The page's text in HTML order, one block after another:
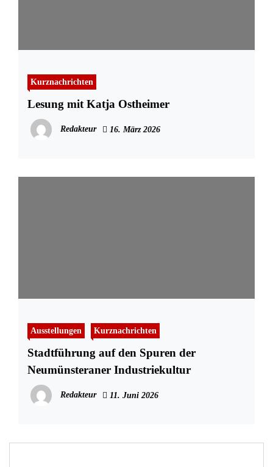
Kurznachrichten
Lesung mit Katja Ostheimer
Redakteur 16. März 2026
Ausstellungen Kurznachrichten
Stadtführung auf den Spuren der
Neumünsteraner Industriekultur
Redakteur 11. Juni 2026